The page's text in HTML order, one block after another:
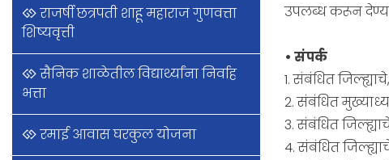
राजर्षी छत्रपती शाहू महाराज गुणवत्ता
शिष्यवृत्ती
सैनिक शाळेतील विद्यार्थ्यांना निर्वाह
भत्ता
रमाई आवास घरकुल योजना
उपलब्ध करून
• संपर्क
1. संबंधित
2. संबंधित
3. संबंधित
4. संबंधित